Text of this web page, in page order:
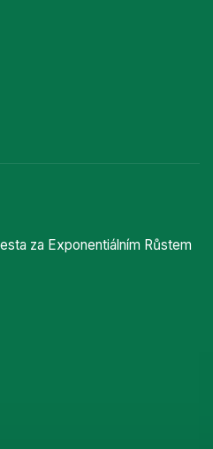
za Exponentiálním Růstem